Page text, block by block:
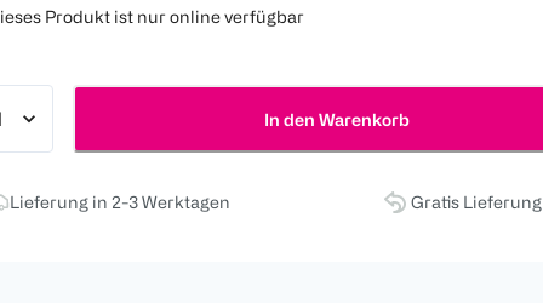
Produkt ist nur online verfügbar
In den Warenkorb
Lieferung in 2-3 Werktagen Gratis